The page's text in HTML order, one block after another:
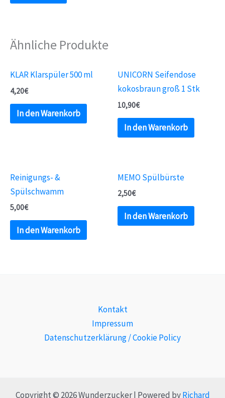
Ähnliche Produkte
KLAR Klarspüler 500 ml
4,20€
In den Warenkorb
UNICORN Seifendose
kokosbraun groß 1 Stk
10,90€
In den Warenkorb
Reinigungs- &
Spülschwamm
5,00€
In den Warenkorb
MEMO Spülbürste
2,50€
In den Warenkorb
Kontakt
Impressum
Datenschutzerklärung / Cookie Policy
Copyright © 2026 Wunderzucker | Powered byRichard